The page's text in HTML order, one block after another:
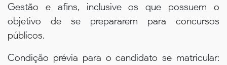
Gestão e afins, inclusive os que possuem o
objetivo de se prepararem para concursos
públicos.
Condição prévia para o candidato se matricular: